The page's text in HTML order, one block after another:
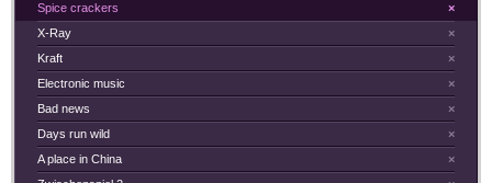
×
Spice crackers
×
X-Ray
×
Kraft
×
Electronic music
×
Bad news
×
Days run wild
×
A place in China